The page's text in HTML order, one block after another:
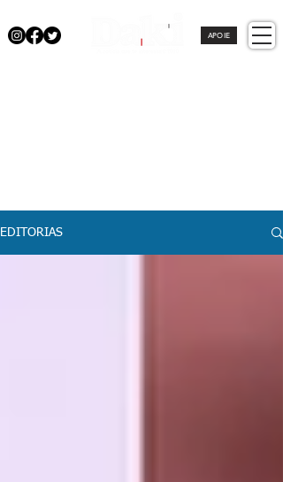
APOIE
EDITORIAS